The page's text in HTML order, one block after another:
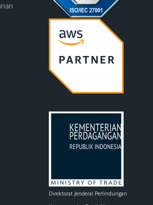
Direktorat Jenderal Perlindungan